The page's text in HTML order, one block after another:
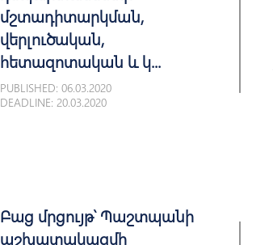
մշտադիտարկման,
վերլուծական,
հետազոտական և կ...
PUBLISHED: 06.03.2020
DEADLINE: 20.03.2020
Բաց մրցույթ՝ Պաշտպանի
աշխատակազմի